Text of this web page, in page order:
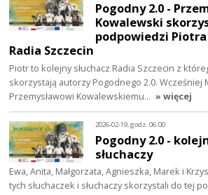
Pogodny 2.0 -
Kowalewski
podpowiedzi Piotra
Radia Szczecin
Piotr to kolejny słuchacz Radia Szczecin z
skorzystają autorzy Pogodnego 2.0. Wcześniej
Przemysławowi Kowalewskiemu… » więcej
2026-02-19, godz. 06:00
Pogodny 2.0 -
słuchaczy
Ewa, Anita, Małgorzata, Agnieszka, Marek i
tych słuchaczek i słuchaczy skorzystali do tej